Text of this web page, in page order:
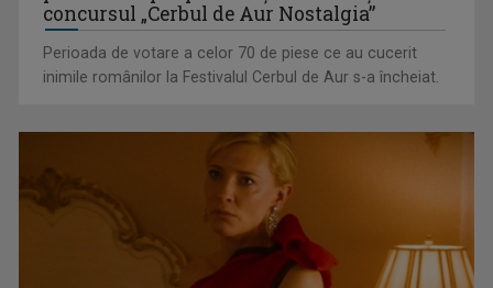
A trăi și a moșteni: moștenirea, între „gura lumii” și propria
prima în topul preferinţelor votanţilor în
concursul „Cerbul de Aur Nostalgia”
Perioada de votare a celor 70 de piese ce au cucerit